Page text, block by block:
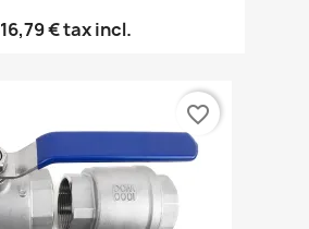
16,79 €tax incl.
favorite_border